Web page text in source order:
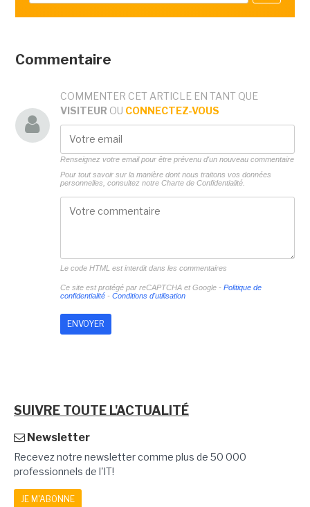
Commentaire
COMMENTER CET ARTICLE EN TANT QUE
VISITEUR OU CONNECTEZ-VOUS
Renseignez votre email pour être prévenu d'un nouveau commentaire
Pour tout savoir sur la manière dont nous traitons vos données
personnelles, consultez notre Charte de Confidentialité.
Le code HTML est interdit dans les commentaires
Ce site est protégé par reCAPTCHA et Google - Politique de
confidentialité- Conditions d'utilisation
SUIVRE TOUTE L'ACTUALITÉ
Newsletter
Recevez notre newsletter comme plus de 50 000
professionnels de l'IT!
JE M'ABONNE